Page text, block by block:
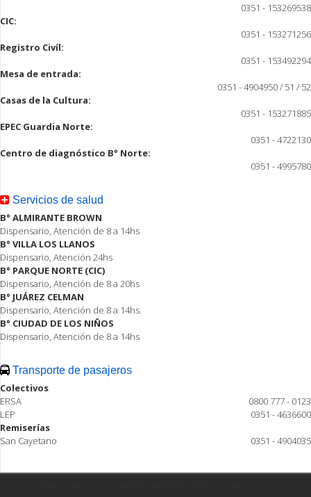
0351 - 153269538
CIC:
0351 - 153271256
Registro Civíl:
0351 - 153492294
Mesa de entrada:
0351 - 4904950 / 51 / 52
Casas de la Cultura:
0351 - 153271885
EPEC Guardia Norte:
0351 - 4722130
Centro de diagnóstico B° Norte:
0351 - 4995780
Servicios de salud
B° ALMIRANTE BROWN
Dispensario, Atención de 8 a 14hs
B° VILLA LOS LLANOS
Dispensario, Atención 24hs
B° PARQUE NORTE (CIC)
Dispensario, Atención de 8 a 20hs
B° JUÁREZ CELMAN
Dispensario, Atención de 8 a 14hs.
B° CIUDAD DE LOS NIÑOS
Dispensario, Atención de 8 a 14hs
Transporte de pasajeros
Colectivos
ERSA
0800 777 - 0123
LEP
0351 - 4636600
Remiserías
San Cayetano
0351 - 4904035